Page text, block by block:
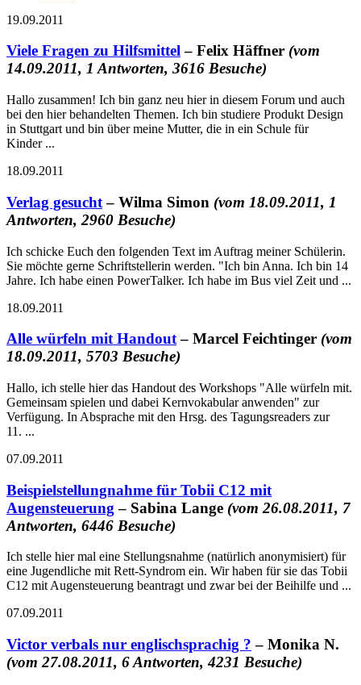
19.09.2011
Viele Fragen zu Hilfsmittel– Felix Häffner (vom
14.09.2011, 1 Antworten, 3616 Besuche)
Hallo zusammen! Ich bin ganz neu hier in diesem Forum und auch
bei den hier behandelten Themen. Ich bin studiere Produkt Design
in Stuttgart und bin über meine Mutter, die in ein Schule für
Kinder ...
18.09.2011
Verlag gesucht– Wilma Simon (vom 18.09.2011, 1
Antworten, 2960 Besuche)
Ich schicke Euch den folgenden Text im Auftrag meiner Schülerin.
Sie möchte gerne Schriftstellerin werden. "Ich bin Anna. Ich bin 14
Jahre. Ich habe einen PowerTalker. Ich habe im Bus viel Zeit und ...
18.09.2011
Alle würfeln mit Handout– Marcel Feichtinger (vom
18.09.2011, 5703 Besuche)
Hallo, ich stelle hier das Handout des Workshops "Alle würfeln mit.
Gemeinsam spielen und dabei Kernvokabular anwenden" zur
Verfügung. In Absprache mit den Hrsg. des Tagungsreaders zur
11. ...
07.09.2011
Beispielstellungnahme für Tobii C12 mit
Augensteuerung – Sabina Lange (vom 26.08.2011, 7
Antworten, 6446 Besuche)
Ich stelle hier mal eine Stellungsnahme (natürlich anonymisiert) für
eine Jugendliche mit Rett-Syndrom ein. Wir haben für sie das Tobii
C12 mit Augensteuerung beantragt und zwar bei der Beihilfe und ...
07.09.2011
Victor verbals nur englischsprachig ? – Monika N.
(vom 27.08.2011, 6 Antworten, 4231 Besuche)